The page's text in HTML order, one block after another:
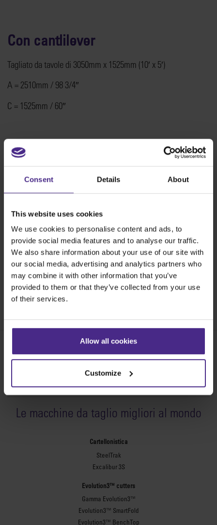
Consent Details About
This website uses cookies
We use cookies to personalise content and ads, to
provide social media features and to analyse our traffic.
We also share information about your use of our site with
our social media, advertising and analytics partners who
may combine it with other information that you’ve
provided to them or that they’ve collected from your use
of their services.
Allow all cookies
Customize
Con cantlilever
Tagliato da tavole di 3050mm x 1525mm (10′ x 5′)
A = 2510mm / 98 3/4″
C = 1525mm / 60″
Ti ha aiutato?sì /No
Le macchine da taglio migliori al mondo
Cartellonistica
SteelTrak
Excalibur 3S
Evolution3™ cutters
Gamma Evolution3™
Evolution3™ SmartFold
Evolution3™ BenchTop